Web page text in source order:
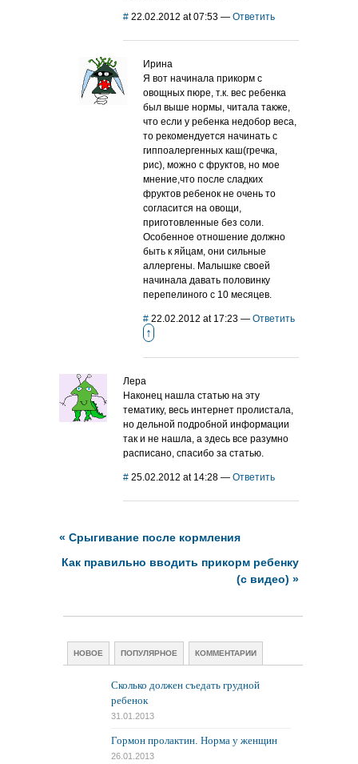
# 22.02.2012 at 07:53 — Ответить
Ирина
Я вот начинала прикорм с
овощных пюре, т.к. вес ребенка
был выше нормы, читала также,
что если у ребенка недобор веса,
то рекомендуется начинать с
гиппоалергенных каш(гречка,
рис), можно с фруктов, но мое
мнение,что после сладких
фруктов ребенок не очень то
согласится на овощи,
приготовленные без соли.
Особенное отношение должно
быть к яйцам, они сильные
аллергены. Малышке своей
начинала давать половинку
перепелиного с 10 месяцев.
# 22.02.2012 at 17:23 — Ответить
↑
Лера
Наконец нашла статью на эту
тематику, весь интернет пролистала,
но дельной подробной информации
так и не нашла, а здесь все разумно
расписано, спасибо за статью.
# 25.02.2012 at 14:28 — Ответить
« Cрыгивание после кормления
Как правильно вводить прикорм ребенку
(с видео) »
НОВОЕ ПОПУЛЯРНОЕ КОММЕНТАРИИ
Сколько должен съедать грудной
ребенок
31.01.2013
Гормон пролактин. Норма у женщин
26.01.2013